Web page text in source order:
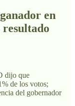
en
dijo que
de los votos;
del gobernador